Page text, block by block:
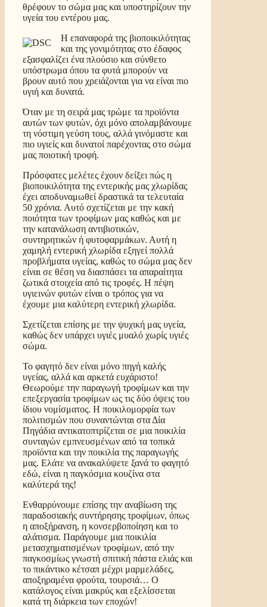
θρέφουν το σώμα μας και υποστηρίζουν την
υγεία του εντέρου μας.
Η επαναφορά της βιοποικιλότητας
και της γονιμότητας στο έδαφος
εξασφαλίζει ένα πλούσιο και σύνθετο
υπόστρωμα όπου τα φυτά μπορούν να
βρουν αυτό που χρειάζονται για να είναι πιο
υγιή και δυνατά.
Όταν με τη σειρά μας τρώμε τα προϊόντα
αυτών των φυτών, όχι μόνο απολαμβάνουμε
τη νόστιμη γεύση τους, αλλά γινόμαστε και
πιο υγιείς και δυνατοί παρέχοντας στο σώμα
μας ποιοτική τροφή.
Πρόσφατες μελέτες έχουν δείξει πώς η
βιοποικιλότητα της εντερικής μας χλωρίδας
έχει αποδυναμωθεί δραστικά τα τελευταία
50 χρόνια. Αυτό σχετίζεται με την κακή
ποιότητα των τροφίμων μας καθώς και με
την κατανάλωση αντιβιοτικών,
συντηρητικών ή φυτοφαρμάκων. Αυτή η
χαμηλή εντερική χλωρίδα εξηγεί πολλά
προβλήματα υγείας, καθώς το σώμα μας δεν
είναι σε θέση να διασπάσει τα απαραίτητα
ζωτικά στοιχεία από τις τροφές. Η πέψη
υγιεινών φυτών είναι ο τρόπος για να
έχουμε μια καλύτερη εντερική χλωρίδα.
Σχετίζεται επίσης με την ψυχική μας υγεία,
καθώς δεν υπάρχει υγιές μυαλό χωρίς υγιές
σώμα.
Το φαγητό δεν είναι μόνο πηγή καλής
υγείας, αλλά και αρκετά ευχάριστο!
Θεωρούμε την παραγωγή τροφίμων και την
επεξεργασία τροφίμων ως τις δύο όψεις του
ίδιου νομίσματος. Η ποικιλομορφία των
πολιτισμών που συναντώνται στα Δία
Πηγάδια αντικατοπτρίζεται σε μια ποικιλία
συνταγών εμπνευσμένων από τα τοπικά
προϊόντα και την ποικιλία της παραγωγής
μας. Ελάτε να ανακαλύψετε ξανά το φαγητό
εδώ, είναι η παγκόσμια κουζίνα στα
καλύτερά της!
Ενθαρρύνουμε επίσης την αναβίωση της
παραδοσιακής συντήρησης τροφίμων, όπως
η αποξήρανση, η κονσερβοποίηση και το
αλάτισμα. Παράγουμε μια ποικιλία
μετασχηματισμένων τροφίμων, από την
παγκοσμίως γνωστή σπιτική πάστα ελιάς και
το πικάντικο κέτσαπ μέχρι μαρμελάδες,
αποξηραμένα φρούτα, τουρσιά… Ο
κατάλογος είναι μακρύς και εξελίσσεται
κατά τη διάρκεια των εποχών!